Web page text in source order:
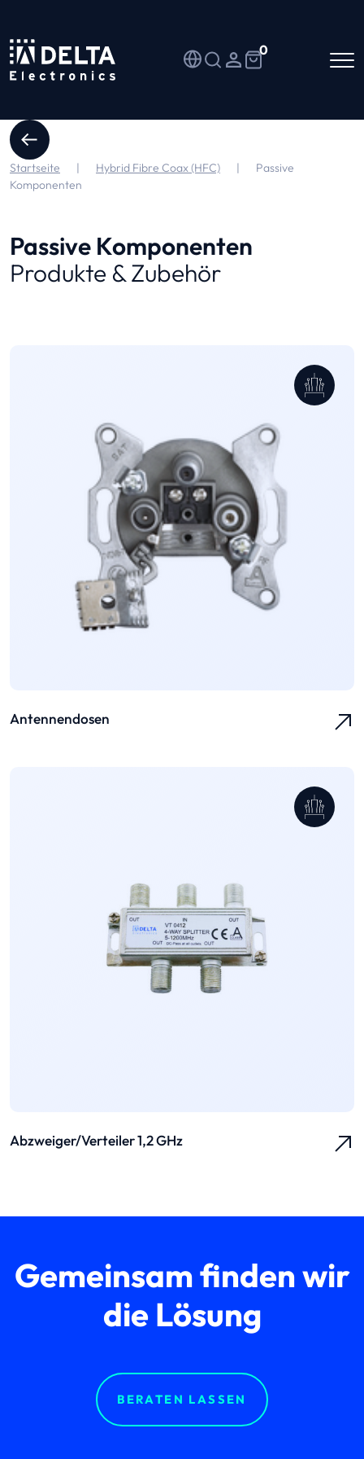
0
Startseite | Hybrid Fibre Coax (HFC) |
Passive
Komponenten
Passive Komponenten
Produkte & Zubehör
Antennendosen
Abzweiger/Verteiler 1,2 GHz
Gemeinsam finden wir
die Lösung
BERATEN LASSEN